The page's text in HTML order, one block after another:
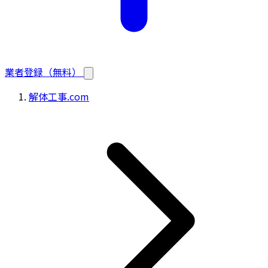
業者登録（無料）
解体工事.com